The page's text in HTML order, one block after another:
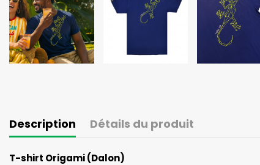
Description Détails du produit
T-shirt Origami (Dalon)